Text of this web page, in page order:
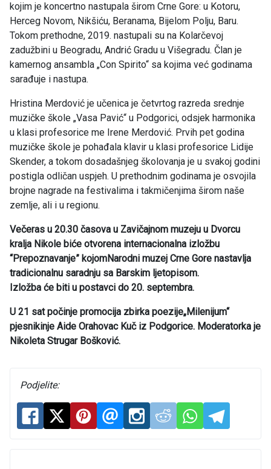
kojim je koncertno nastupala širom Crne Gore: u Kotoru,
Herceg Novom, Nikšiću, Beranama, Bijelom Polju, Baru.
Tokom prethodne, 2019. nastupali su na Kolarčevoj
zadužbini u Beogradu, Andrić Gradu u Višegradu. Član je
kamernog ansambla „Con Spirito“ sa kojima već godinama
sarađuje i nastupa.
Hristina Merdović je učenica je četvrtog razreda srednje
muzičke škole „Vasa Pavić“ u Podgorici, odsjek harmonika
u klasi profesorice me Irene Merdović. Prvih pet godina
muzičke škole je pohađala klavir u klasi profesorice Lidije
Skender, a tokom dosadašnjeg školovanja je u svakoj godini
postigla odličan uspjeh. U prethodnim godinama je osvojila
brojne nagrade na festivalima i takmičenjima širom naše
zemlje, ali i u regionu.
Večeras u 20.30 časova u Zavičajnom muzeju u Dvorcu
kralja Nikole biće otvorena internacionalna izložbu
“Prepoznavanje” kojomNarodni muzej Crne Gore nastavlja
tradicionalnu saradnju sa Barskim ljetopisom.
Izložba će biti u postavci do 20. septembra.
U 21 sat počinje promocija zbirka poezije„Milenijum“
pjesnikinje Aide Orahovac Kuč iz Podgorice. Moderatorka je
Nikoleta Strugar Bošković.
Podjelite: